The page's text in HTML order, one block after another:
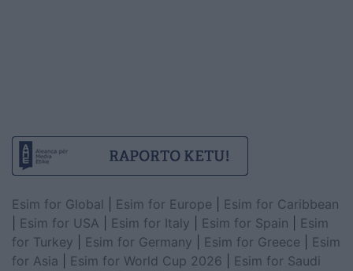
Esim for Global Esim for Europe
Esim for Caribbean
Esim for USA Esim for Italy Esim for Spain
Esim
for Turkey
Esim for Germany Esim for Greece
Esim
for Asia
Esim for World Cup 2026
Esim for Saudi